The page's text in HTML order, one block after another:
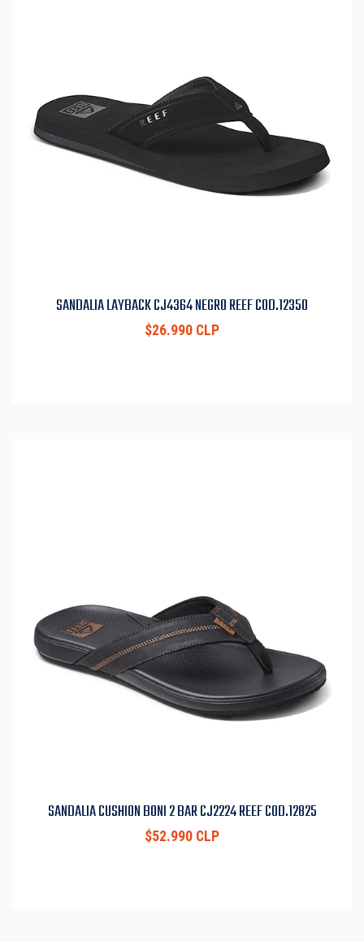
SANDALIA LAYBACK CJ4364 NEGRO REEF COD.12350
$26.990 CLP
SANDALIA CUSHION BONI 2 BAR CJ2224 REEF COD.12825
$52.990 CLP